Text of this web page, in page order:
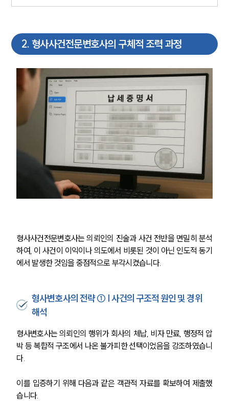
2. 형사사건전문변호사의 구체적 조력 과정
형사사건전문변호사는 의뢰인의 진술과 사건 전반을 면밀히 분석
하여, 이 사건이 이익이나 의도에서 비롯된 것이 아닌 인도적 동기
에서 발생한 것임을 중점적으로 부각시켰습니다.
형사변호사의 전략 ① | 사건의 구조적 원인 및 경위
해석
형사변호사는 의뢰인의 행위가 회사의 체납, 비자 만료, 행정적 압
박 등 복합적 구조에서 나온 불가피한 선택이었음을 강조하였습니
다.
이를 입증하기 위해 다음과 같은 객관적 자료를 확보하여 제출했
습니다.